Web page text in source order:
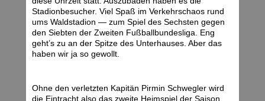
Stadionbesucher. Viel Spaß im Verkehrschaos rund
ums Waldstadion — zum Spiel des Sechsten gegen
den Siebten der Zweiten Fußballbundesliga. Eng
geht’s zu an der Spitze des Unterhauses. Aber das
haben wir ja so gewollt.
Ohne den verletzten Kapitän Pirmin Schwegler wird
die Eintracht also das zweite Heimspiel der Saison